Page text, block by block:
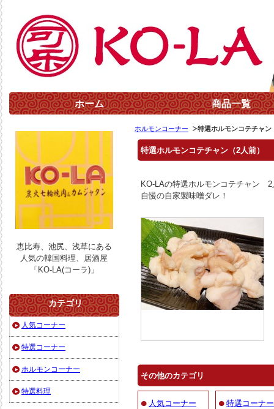
ホーム 商品一覧
ホルモンコーナー 特選ホルモンコテチャン
特選ホルモンコテチャン（2人前）
KO-LAの特選ホルモンコテチャン 2
自慢の自家製味噌ダレ！
その他のカテゴリ
人気コーナー 特選コーナー
恵比寿、池尻、浅草にある
人気の韓国料理、居酒屋
「KO-LA(コーラ)」
カテゴリ
人気コーナー
特選コーナー
ホルモンコーナー
特選料理